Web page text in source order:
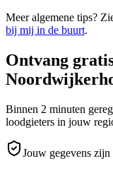
Meer algemene tips?
bij mij in de buurt.
Ontvang
Binnen 2 minuten
loodgieters in jouw
Jouw gegevens